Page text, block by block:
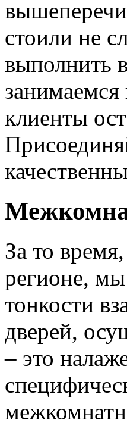
стоили не
выполнить
занимаемся
клиенты
За то
регионе,
тонкости
дверей,
– это